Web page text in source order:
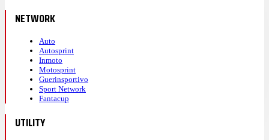
NETWORK
Auto
Autosprint
Inmoto
Motosprint
Guerinsportivo
Sport Network
Fantacup
UTILITY